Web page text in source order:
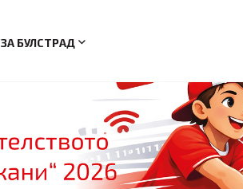
ЗА БУЛСТРАД